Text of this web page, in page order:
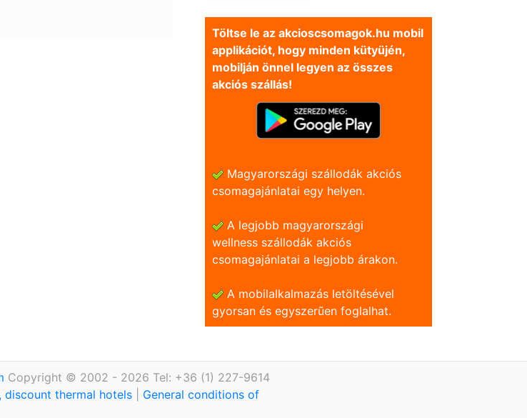
Töltse le az akcioscsomagok.hu mobil
applikációt, hogy minden kütyüjén,
mobilján önnel legyen az összes
akciós szállás!
Magyarországi szállodák akciós
csomagajánlatai egy helyen.
A legjobb magyarországi
wellness szállodák akciós
csomagajánlatai a legjobb árakon.
A mobilalkalmazás letöltésével
gyorsan és egyszerũen foglalhat.
Copyright © 2002 - 2026 Tel: +36 (1) 227-9614
thermal hotels
General conditions of